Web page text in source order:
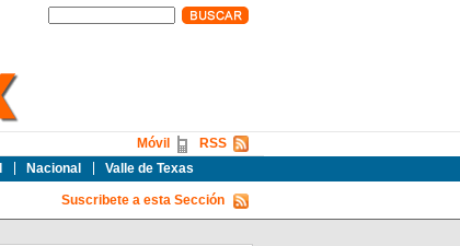
Nacional Valle de Texas
RSS
Móvil
Suscribete a esta Sección